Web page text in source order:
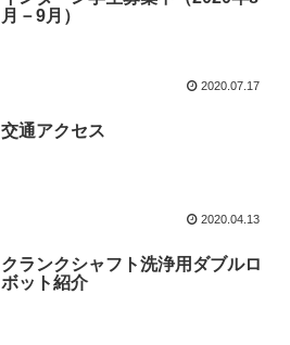
月－9月）
2020.07.17
交通アクセス
2020.04.13
クランクシャフト洗浄用ダブルロ
ボット紹介